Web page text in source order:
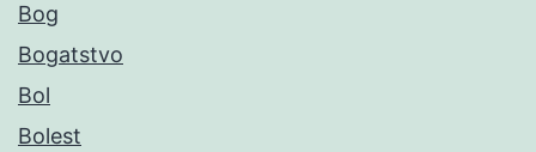
Bog
Bogatstvo
Bol
Bolest